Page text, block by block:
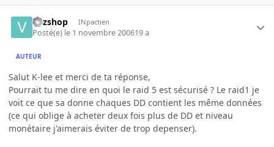
vnzshop INpactien
Posté(e) le 1 novembre 200619 a
AUTEUR
Salut K-lee et merci de ta réponse,
Pourrait tu me dire en quoi le raid 5 est sécurisé ? Le raid1 je
voit ce que sa donne chaques DD contient les même données
(ce qui oblige à acheter deux fois plus de DD et niveau
monétaire j'aimerais éviter de trop depenser).